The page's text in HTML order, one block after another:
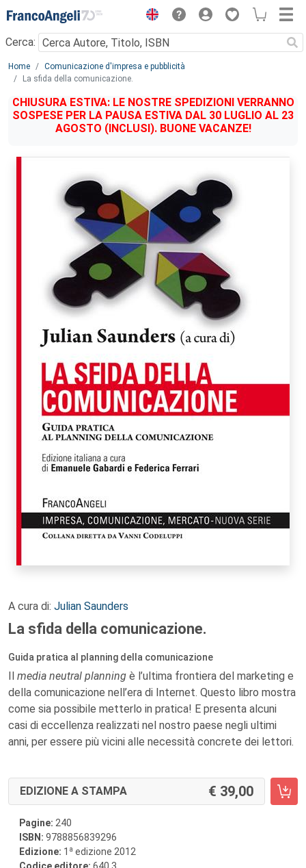
Menu
Cerca:
Main content
Home
Comunicazione d'impresa e pubblicità
La sfida della comunicazione.
CHIUSURA ESTIVA: LE NOSTRE SPEDIZIONI VERRANNO
SOSPESE PER LA PAUSA ESTIVA DAL 30 LUGLIO AL 23
AGOSTO (INCLUSI). BUONE VACANZE!
A cura di: Julian Saunders
La sfida della comunicazione.
Guida pratica al planning della comunicazione
Il media neutral planning è l’ultima frontiera del marketing e
della comunicazione nell’era di Internet. Questo libro mostra
come sia possibile metterlo in pratica! E presenta alcuni
casi di eccellenza realizzati nel nostro paese negli ultimi
anni, per essere più vicini alle necessità concrete dei lettori.
EDIZIONE A STAMPA 39,00
Pagine: 240
ISBN: 9788856839296
Edizione: 1 a edizione 2012